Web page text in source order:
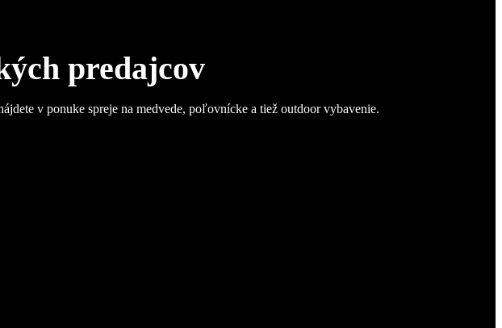
predajcov
v ponuke spreje na medvede, poľovnícke a tiež outdoor vybavenie.